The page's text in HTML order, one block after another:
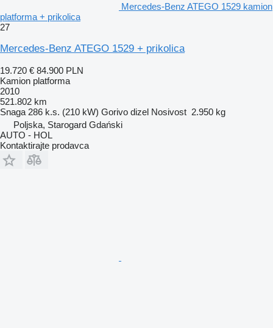
Mercedes-Benz ATEGO 1529 kamion
platforma + prikolica
27
Mercedes-Benz ATEGO 1529 + prikolica
19.720 € 84.900 PLN
Kamion platforma
2010
521.802 km
Snaga 286 k.s. (210 kW) Gorivo dizel Nosivost 2.950 kg
Poljska, Starogard Gdański
AUTO - HOL
Kontaktirajte prodavca